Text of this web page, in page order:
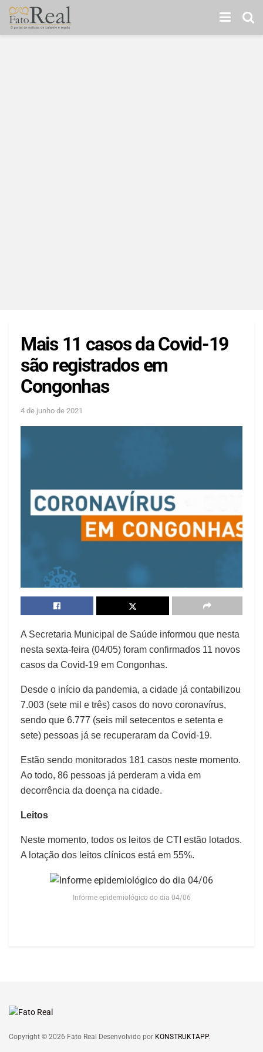
Mais 11 casos da Covid-19
são registrados em
Congonhas
4 de junho de 2021
A Secretaria Municipal de Saúde informou que nesta
nesta sexta-feira (04/05) foram confirmados 11 novos
casos da Covid-19 em Congonhas.
Desde o início da pandemia, a cidade já contabilizou
7.003 (sete mil e três) casos do novo coronavírus,
sendo que 6.777 (seis mil setecentos e setenta e
sete) pessoas já se recuperaram da Covid-19.
Estão sendo monitorados 181 casos neste momento.
Ao todo, 86 pessoas já perderam a vida em
decorrência da doença na cidade.
Leitos
Neste momento, todos os leitos de CTI estão lotados.
A lotação dos leitos clínicos está em 55%.
Informe epidemiológico do dia 04/06
Copyright © 2026 Fato Real Desenvolvido por KONSTRUKTAPP.